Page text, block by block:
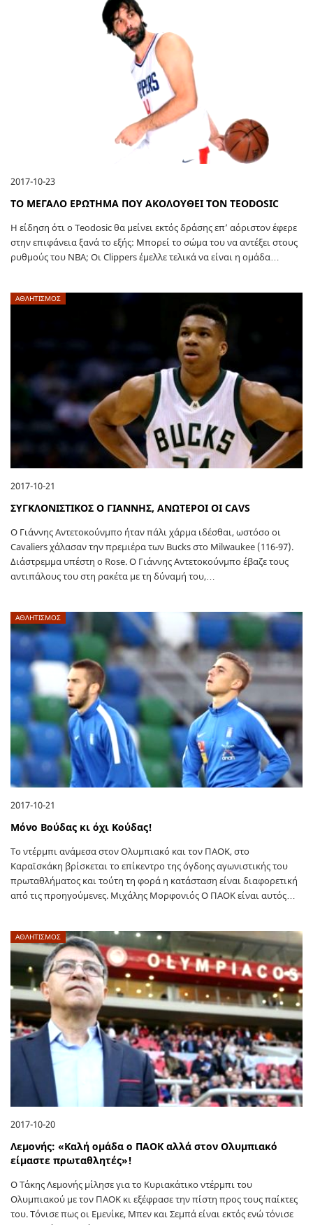
2017-10-23
ΤΟ ΜΕΓΑΛΟ ΕΡΩΤΗΜΑ ΠΟΥ ΑΚΟΛΟΥΘΕΙ ΤΟΝ TEODOSIC
Η είδηση ότι ο Teodosic θα μείνει εκτός δράσης επ’ αόριστον έφερε
στην επιφάνεια ξανά το εξής: Μπορεί το σώμα του να αντέξει στους
ρυθμούς του ΝΒΑ; Οι Clippers έμελλε τελικά να είναι η ομάδα…
ΑΘΛΗΤΙΣΜΟΣ
2017-10-21
ΣΥΓΚΛΟΝΙΣΤΙΚΟΣ Ο ΓΙΑΝΝΗΣ, ΑΝΩΤΕΡΟΙ ΟΙ CAVS
Ο Γιάννης Αντετοκούνμπο ήταν πάλι χάρμα ιδέσθαι, ωστόσο οι
Cavaliers χάλασαν την πρεμιέρα των Bucks στο Milwaukee (116-97).
Διάστρεμμα υπέστη ο Rose. Ο Γιάννης Αντετοκούνμπο έβαζε τους
αντιπάλους του στη ρακέτα με τη δύναμή του,…
ΑΘΛΗΤΙΣΜΟΣ
2017-10-21
Μόνο Βούδας κι όχι Κούδας!
Το ντέρμπι ανάμεσα στον Ολυμπιακό και τον ΠΑΟΚ, στο
Καραϊσκάκη βρίσκεται το επίκεντρο της όγδοης αγωνιστικής του
πρωταθλήματος και τούτη τη φορά η κατάσταση είναι διαφορετική
από τις προηγούμενες. Μιχάλης Μορφονιός Ο ΠΑΟΚ είναι αυτός…
ΑΘΛΗΤΙΣΜΟΣ
2017-10-20
Λεμονής: «Καλή ομάδα ο ΠΑΟΚ αλλά στον Ολυμπιακό
είμαστε πρωταθλητές»!
Ο Τάκης Λεμονής μίλησε για το Κυριακάτικο ντέρμπι του
Ολυμπιακού με τον ΠΑΟΚ κι εξέφρασε την πίστη προς τους παίκτες
του. Τόνισε πως οι Εμενίκε, Μπεν και Σεμπά είναι εκτός ενώ τόνισε